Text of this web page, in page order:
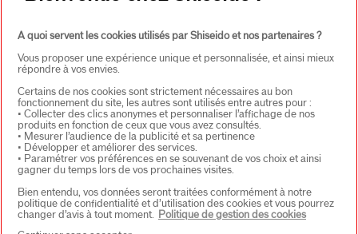
CHOISISSEZ LE PAYS
SHISEIDO EUROPE
57 RUE DE VILLIERS
92200 NEUILLY-SUR-SEINE
A quoi servent les cookies utilisés par Shiseido et nos partenaires ?
Vous proposer une expérience unique et personnalisée, et ainsi mieux
répondre à vos envies.
Certains de nos cookies sont strictement nécessaires au bon
fonctionnement du site, les autres sont utilisés entre autres pour :
• Collecter des clics anonymes et personnaliser l’affichage de nos
produits en fonction de ceux que vous avez consultés.
• Mesurer l’audience de la publicité et sa pertinence
• Développer et améliorer des services.
• Paramétrer vos préférences en se souvenant de vos choix et ainsi
gagner du temps lors de vos prochaines visites.
Bien entendu, vos données seront traitées conformément à notre
politique de confidentialité et d’utilisation des cookies et vous pourrez
changer d’avis à tout moment. Politique de gestion des cookies